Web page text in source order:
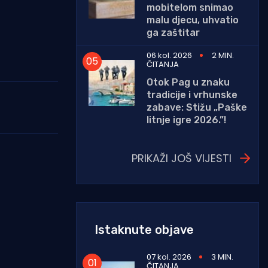
mobitelom snimao
malu djecu, uhvatio
ga zaštitar
06 kol. 2026
2 MIN.
ČITANJA
Otok Pag u znaku
tradicije i vrhunske
zabave: Stižu „Paške
litnje igre 2026.”!
PRIKAŽI JOŠ VIJESTI
Istaknute objave
07 kol. 2026 3 MIN.
ČITANJA